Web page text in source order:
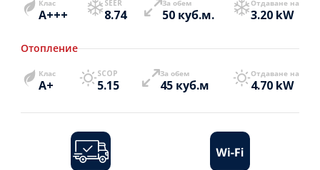
Клас
A+++
SEER
8.74
За обем
50 куб.м.
Отдаване на
3.20 kW
Отопление
Клас
A+
SCOP
5.15
За обем
45 куб.м
Отдаване на
4.70 kW